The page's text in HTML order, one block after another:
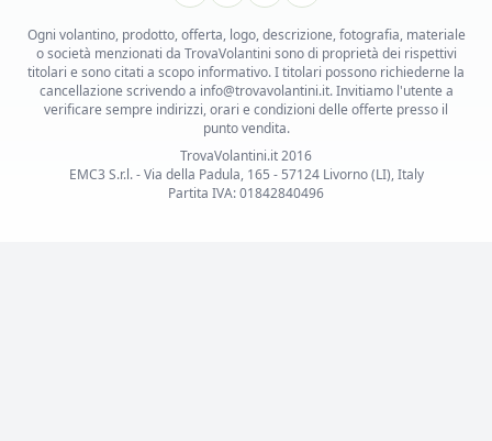
Ogni volantino, prodotto, offerta, logo, descrizione, fotografia, materiale
o società menzionati da TrovaVolantini sono di proprietà dei rispettivi
titolari e sono citati a scopo informativo. I titolari possono richiederne la
cancellazione scrivendo a info@trovavolantini.it. Invitiamo l'utente a
verificare sempre indirizzi, orari e condizioni delle offerte presso il
punto vendita.
TrovaVolantini.it 2016
EMC3 S.r.l. - Via della Padula, 165 - 57124 Livorno (LI), Italy
Partita IVA: 01842840496